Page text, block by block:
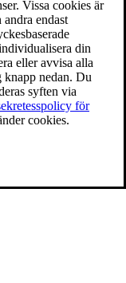
Vissa cookies är
endast
din
eller avvisa alla
knapp nedan. Du
syften via
för
cookies.